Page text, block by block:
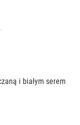
i białym serem